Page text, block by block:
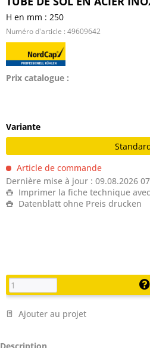
H en mm : 250
Numéro d'article : 49609642
Prix catalogue :
Variante
Article de commande
Dernière mise à jour : 09.08.2026
Imprimer la fiche technique
Datenblatt ohne Preis drucken
Ajouter au projet